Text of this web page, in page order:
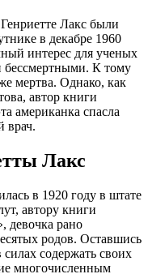
Лакс были
в декабре 1960
интерес для ученых
бессмертными. К тому
мертва. Однако, как
автор книги
американка спасла
врач.
Лакс
в 1920 году в штате
автору книги
девочка рано
родов. Оставшись
содержать своих
многочисленным